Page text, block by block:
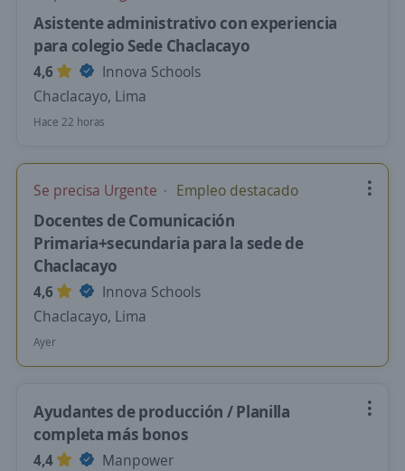
Asistente administrativo con experiencia
para colegio Sede Chaclacayo
4,6
Innova Schools
Chaclacayo, Lima
Hace 22 horas
Se precisa Urgente Empleo destacado
Docentes de Comunicación
Primaria+secundaria para la sede de
Chaclacayo
4,6
Innova Schools
Chaclacayo, Lima
Ayer
Ayudantes de producción / Planilla
completa más bonos
4,4
Manpower